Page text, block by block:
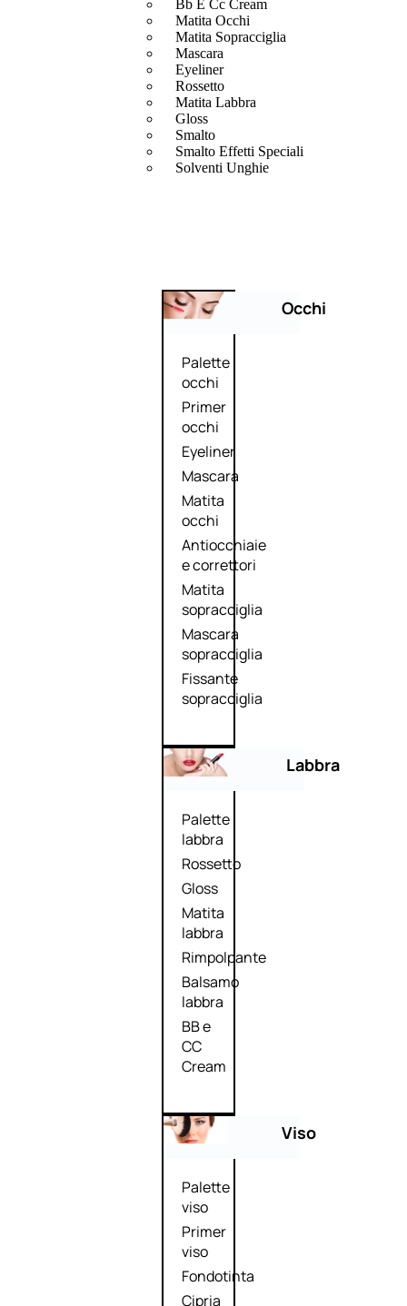
Bb E Cc Cream
Matita Occhi
Matita Sopracciglia
Mascara
Eyeliner
Rossetto
Matita Labbra
Gloss
Smalto
Smalto Effetti Speciali
Solventi Unghie
Occhi
Palette
occhi
Primer
occhi
Eyeliner
Mascara
Matita
occhi
Antiocchiaie
e correttori
Matita
sopracciglia
Mascara
sopracciglia
Fissante
sopracciglia
Labbra
Palette
labbra
Rossetto
Gloss
Matita
labbra
Rimpolpante
Balsamo
labbra
BB e
CC
Cream
Viso
Palette
viso
Primer
viso
Fondotinta
Cipria